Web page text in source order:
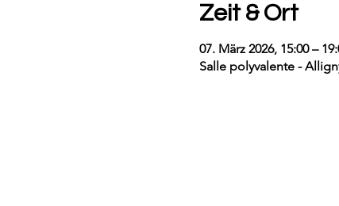
Zeit & Ort
07. März 2026, 15:00 –
Salle polyvalente -